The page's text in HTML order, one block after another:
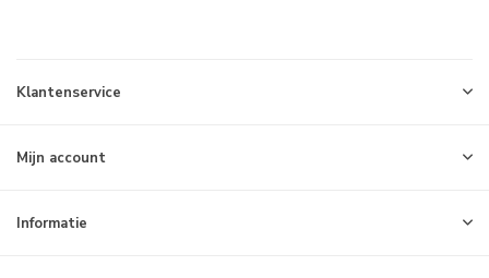
Klantenservice
Mijn account
Informatie